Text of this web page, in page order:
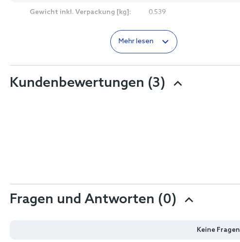
Gewicht inkl. Verpackung [kg]: 0.539
Mehr lesen
Kundenbewertungen (3)
Fragen und Antworten (0)
Keine Fragen